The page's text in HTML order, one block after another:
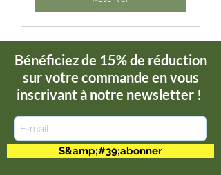
Bénéficiez de 15% de réduction
sur votre commande en vous
inscrivant à notre newsletter !
S&amp;#39;abonner